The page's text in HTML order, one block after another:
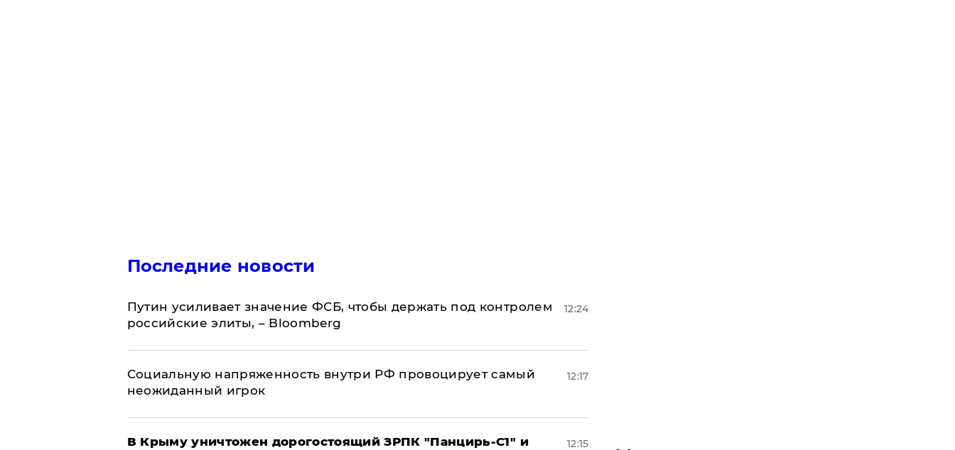
Последние новости
Путин усиливает значение ФСБ, чтобы держать под контролем
российские элиты, – Bloomberg
12:24
Социальную напряженность внутри РФ провоцирует самый
неожиданный игрок
12:17
В Крыму уничтожен дорогостоящий ЗРПК "Панцирь-С1" и
12:15